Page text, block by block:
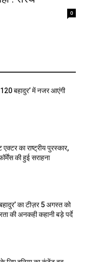
0
बहादुर’ में नजर आएंगी
एक्टर का राष्ट्रीय पुरस्कार,
की हुई सराहना
का टीज़र 5 अगस्त को
की अनकही कहानी बड़े पर्दे